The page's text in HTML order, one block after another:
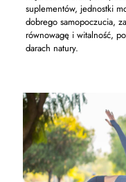
suplementów, jednostki
dobrego samopoczucia,
równowagę i witalność,
darach natury.